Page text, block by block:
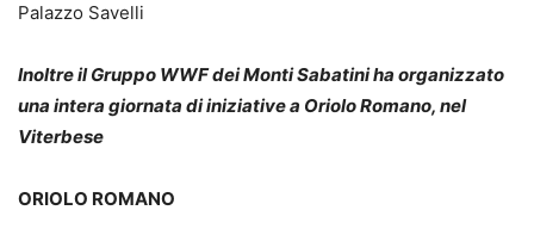
Palazzo Savelli
Inoltre il Gruppo WWF dei Monti Sabatini ha organizzato
una intera giornata di iniziative a Oriolo Romano, nel
Viterbese
ORIOLO ROMANO